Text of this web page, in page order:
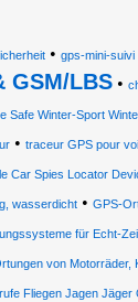
• gps-mini-suivi
GSM/LBS •
Safe Winter-Sport
• traceur GPS pour
Car Spies Locator
wasserdicht• GPS-
für Echt-
von Motorräder,
Fliegen Jagen Jäger